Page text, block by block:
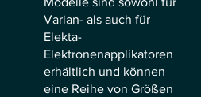
Varian- als auch für
Elekta-
Elektronenapplikatoren
erhältlich und können
eine Reihe von Größen